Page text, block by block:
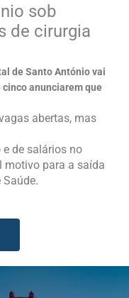
sob
de cirurgia
de Santo António vai
anunciarem que
abertas, mas
de salários no
motivo para a saída